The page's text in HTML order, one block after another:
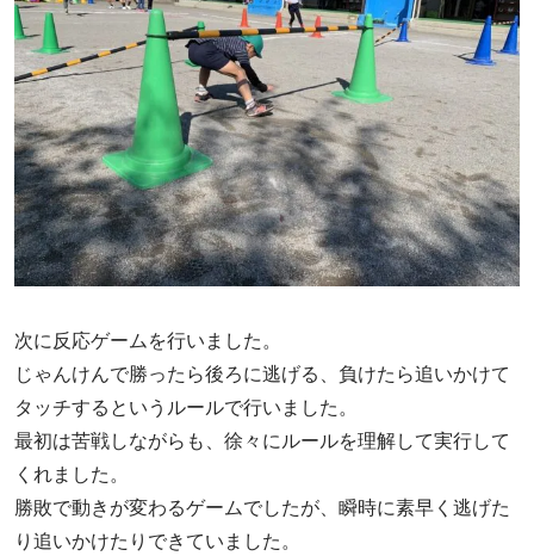
次に反応ゲームを行いました。
じゃんけんで勝ったら後ろに逃げる、負けたら追いかけて
タッチするというルールで行いました。
最初は苦戦しながらも、徐々にルールを理解して実行して
くれました。
勝敗で動きが変わるゲームでしたが、瞬時に素早く逃げた
り追いかけたりできていました。